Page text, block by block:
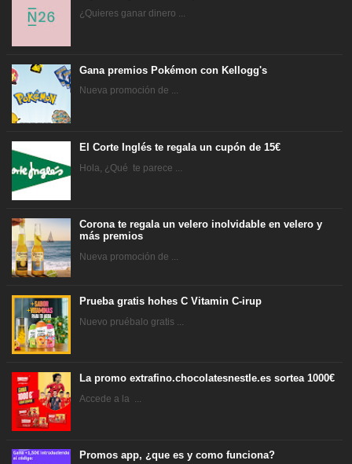
¿Quieres ganar dinero ...
Gana premios Pokémon con Kellogg's
Nueva promoción de ...
El Corte Inglés te regala un cupón de 15€
Hola, ¿Qué te parece ...
Corona te regala un velero inolvidable en velero y
más premios
Nueva promoción de ...
Prueba gratis hohes C Vitamin C-irup
Nuevo pruébalo gratis ...
La promo extrafino.chocolatesnestle.es sortea 1000€
Accede a la ...
Promos app, ¿que es y como funciona?